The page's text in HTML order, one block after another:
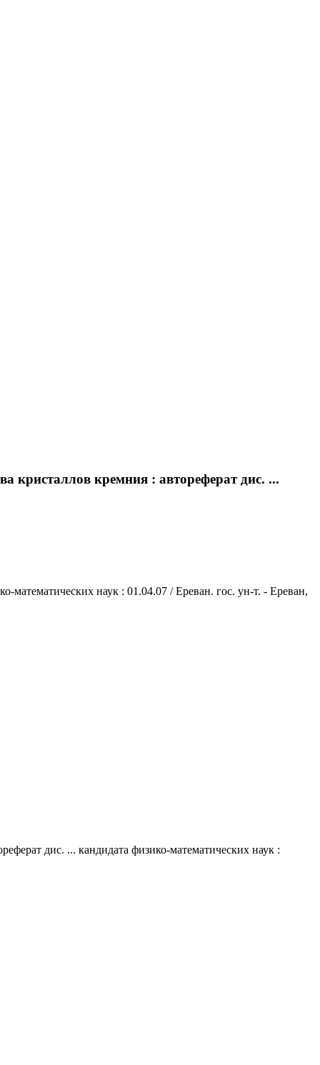
кристаллов кремния : автореферат дис. ...
математических наук : 01.04.07 / Ереван. гос. ун-т. - Ереван,
дис. ... кандидата физико-математических наук :